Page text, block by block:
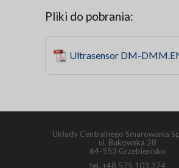
Pliki do pobrania:
Ultrasensor DM-
Układy Centralnego Smarowania
ul. Bukowska 28
64-553 Grzebienisko
tel. +48 575 103 374